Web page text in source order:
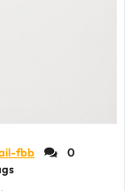
fbb
0